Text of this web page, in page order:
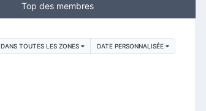
Top des membres
DANS TOUTES LES ZONES DATE PERSONNALISÉE